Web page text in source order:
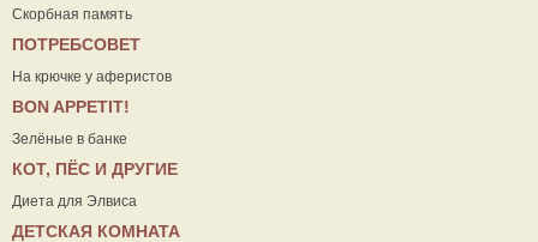
Скорбная память
ПОТРЕБСОВЕТ
На крючке у аферистов
ВON APPETIT!
Зелёные в банке
КОТ, ПЁС И ДРУГИЕ
Диета для Элвиса
ДЕТСКАЯ КОМНАТА